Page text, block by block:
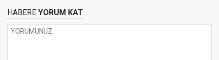
HABERE YORUM KAT